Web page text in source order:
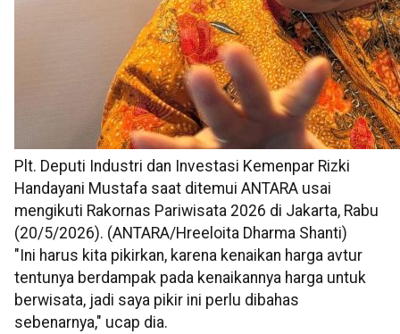
Plt. Deputi Industri dan Investasi Kemenpar Rizki
Handayani Mustafa saat ditemui ANTARA usai
mengikuti Rakornas Pariwisata 2026 di Jakarta, Rabu
(20/5/2026). (ANTARA/Hreeloita Dharma Shanti)
"Ini harus kita pikirkan, karena kenaikan harga avtur
tentunya berdampak pada kenaikannya harga untuk
berwisata, jadi saya pikir ini perlu dibahas
sebenarnya," ucap dia.